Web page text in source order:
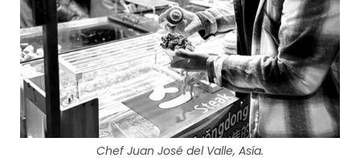
Chef Juan José del Valle, Asía.